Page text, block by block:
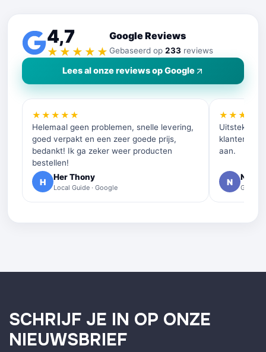
4,7
★★★★★
Google Reviews
Gebaseerd op 233 reviews
Lees al onze reviews op Google
★★★★★
Helemaal geen problemen, snelle levering,
goed verpakt en een zeer goede prijs,
bedankt! Ik ga zeker weer producten
bestellen!
H Her Thony
Local Guide · Google
★★★★★
aan.
N Nelly
Google
SCHRIJF JE IN OP ONZE
NIEUWSBRIEF